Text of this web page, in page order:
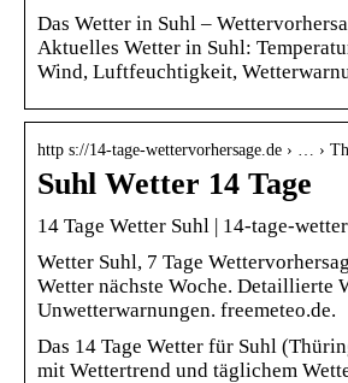
Das Wetter in Suhl –
Aktuelles Wetter in Suhl:
Wind, Luftfeuchtigkeit,
http s://14-tage-wettervorhersage.de › … ›
Suhl Wetter 14 Tage
14 Tage Wetter Suhl | 14-tage-
Wetter Suhl, 7 Tage
Wetter nächste Woche. Detaillierte
Unwetterwarnungen. freemeteo.de.
Das 14 Tage Wetter für Suhl
mit Wettertrend und täglichem